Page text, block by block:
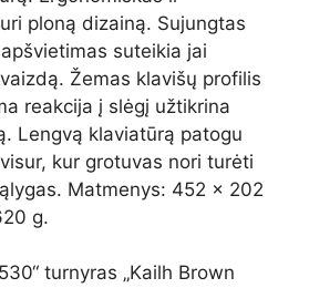
ploną dizainą. Sujungtas
suteikia jai
Žemas klavišų profilis
reakcija į slėgį užtikrina
Lengvą klaviatūrą patogu
kur grotuvas nori turėti
Matmenys: 452 x 202
g.
turnyras „Kailh Brown